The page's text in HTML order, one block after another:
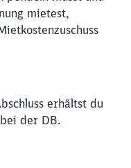
mietest,
erhältst du
der DB.